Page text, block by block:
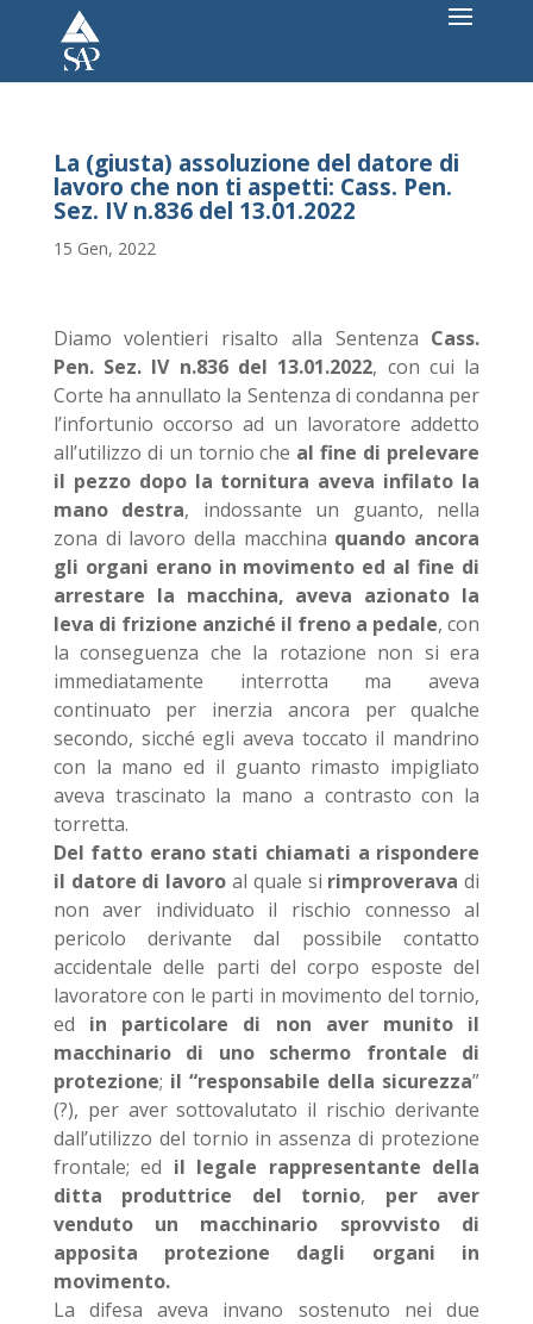
La (giusta) assoluzione del datore di
lavoro che non ti aspetti: Cass. Pen.
Sez. IV n.836 del 13.01.2022
15 Gen, 2022
Diamo volentieri risalto alla Sentenza Cass.
Pen. Sez. IV n.836 del 13.01.2022, con cui la
Corte ha annullato la Sentenza di condanna per
l’infortunio occorso ad un lavoratore addetto
all’utilizzo di un tornio che al fine di prelevare
il pezzo dopo la tornitura aveva infilato la
mano destra, indossante un guanto, nella
zona di lavoro della macchina quando ancora
gli organi erano in movimento ed al fine di
arrestare la macchina, aveva azionato la
leva di frizione anziché il freno a pedale, con
la conseguenza che la rotazione non si era
immediatamente interrotta ma aveva
continuato per inerzia ancora per qualche
secondo, sicché egli aveva toccato il mandrino
con la mano ed il guanto rimasto impigliato
aveva trascinato la mano a contrasto con la
torretta.
Del fatto erano stati chiamati a rispondere
il datore di lavoro al quale si rimproverava di
non aver individuato il rischio connesso al
pericolo derivante dal possibile contatto
accidentale delle parti del corpo esposte del
lavoratore con le parti in movimento del tornio,
ed in particolare
di non aver munito il
macchinario di uno schermo frontale di
protezione; il “responsabile della sicurezza”
(?), per aver sottovalutato il rischio derivante
dall’utilizzo del tornio in assenza di protezione
frontale; ed il legale rappresentante della
ditta produttrice del tornio, per aver
venduto un macchinario sprovvisto di
apposita protezione dagli organi in
movimento.
La difesa aveva invano sostenuto nei due